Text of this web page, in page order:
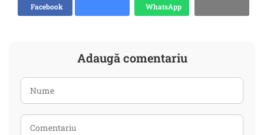
Facebook
WhatsApp
Adaugă comentariu